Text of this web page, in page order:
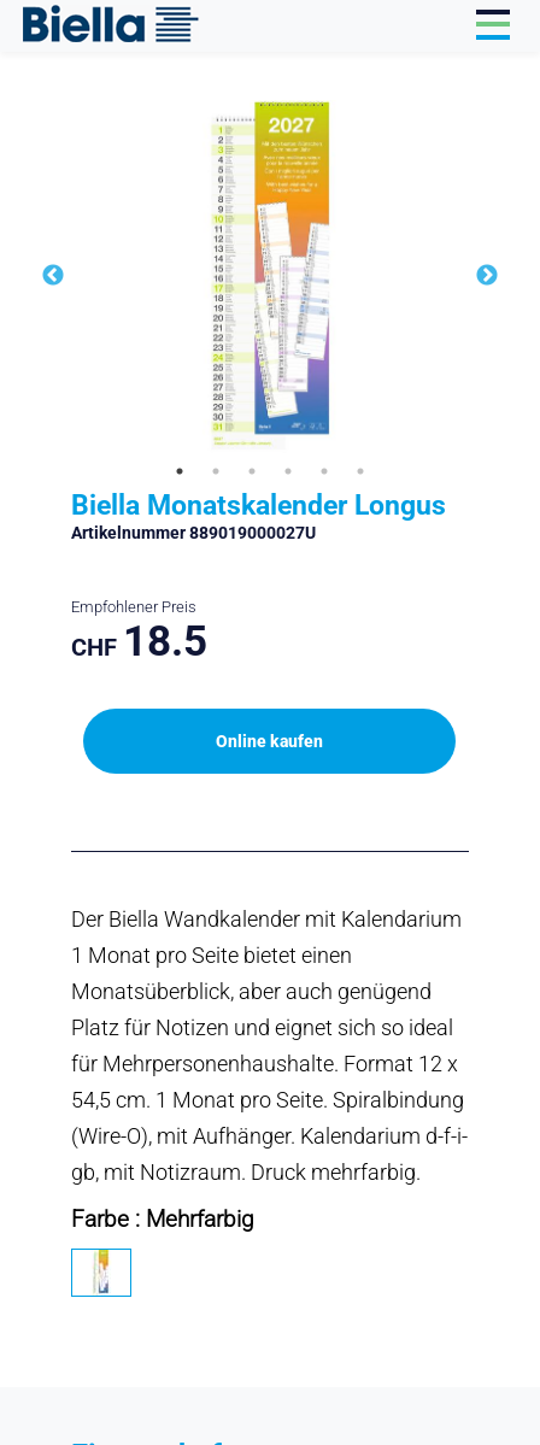
Biella Monatskalender Longus
Artikelnummer 889019000027U
Empfohlener Preis
CHF 18.5
Online kaufen
Der Biella Wandkalender mit Kalendarium
1 Monat pro Seite bietet einen
Monatsüberblick, aber auch genügend
Platz für Notizen und eignet sich so ideal
für Mehrpersonenhaushalte. Format 12 x
54,5 cm. 1 Monat pro Seite. Spiralbindung
(Wire-O), mit Aufhänger. Kalendarium d-f-i-
gb, mit Notizraum. Druck mehrfarbig.
Farbe : Mehrfarbig
Cookie-Einstellungen